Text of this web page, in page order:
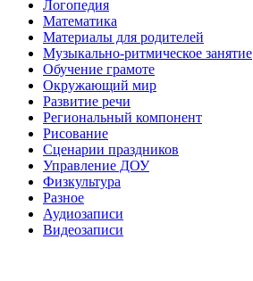
Логопедия
Математика
Материалы для родителей
Музыкально-ритмическое занятие
Обучение грамоте
Окружающий мир
Развитие речи
Региональный компонент
Рисование
Сценарии праздников
Управление ДОУ
Физкультура
Разное
Аудиозаписи
Видеозаписи